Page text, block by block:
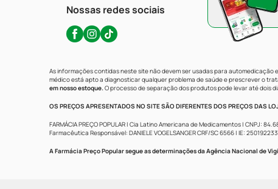
Nossas redes sociais
As informações contidas neste site não devem ser usadas para
médico está apto a diagnosticar qualquer problema de saúde e prescrever o
em nosso estoque.O processo de separação dos produtos pode levar até dois
OS PREÇOS APRESENTADOS NO SITE SÃO DIFERENTES DOS PREÇOS DAS
FARMÁCIA PREÇO POPULAR | Cia Latino Americana de Medicamentos | CNPJ:
Farmacêutica Responsável: DANIELE VOGELSANGER CRF/SC 6566 | IE:
A Farmácia Preço Popular segue as determinações da Agência Nacional de